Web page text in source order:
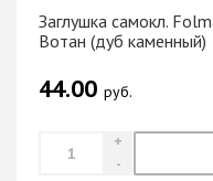
Заглушка самокл.
Вотан (дуб каменный)
44.00 руб.